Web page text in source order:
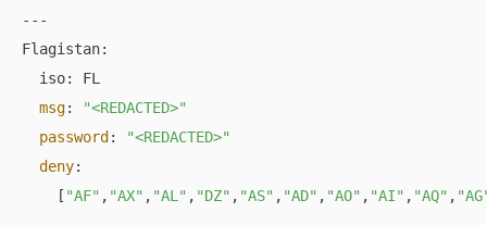
---
Flagistan:
  iso: FL
msg:
"<REDACTED>"
password :
"<REDACTED>"
deny:
    [
"AF" , "AX" , "AL" , "DZ" , "AS" , "AD" , "AO" , "AI" , "AQ" ,